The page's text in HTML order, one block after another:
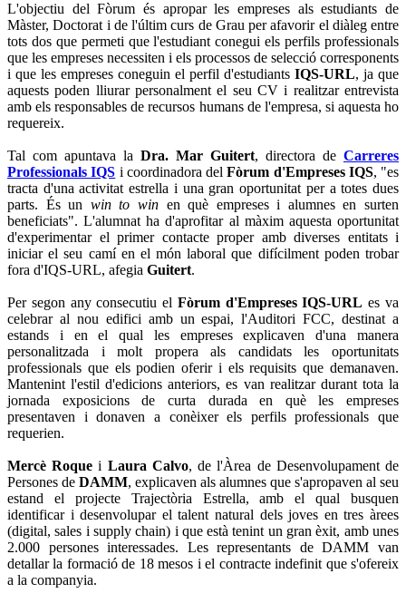
L'objectiu del Fòrum és apropar les empreses als estudiants de
Màster, Doctorat i de l'últim curs de Grau per afavorir el diàleg entre
tots dos que permeti que l'estudiant conegui els perfils professionals
que les empreses necessiten i els processos de selecció corresponents
i que les empreses coneguin el perfil d'estudiants IQS-URL, ja que
aquests poden lliurar personalment el seu CV i realitzar entrevista
amb els responsables de recursos humans de l'empresa, si aquesta ho
requereix.
Tal com apuntava la Dra. Mar Guitert, directora de Carreres
Professionals IQS i coordinadora delFòrum d'Empreses IQS, "es
tracta d'una activitat estrella i una gran oportunitat per a totes dues
parts. És un win to winen què empreses i alumnes en surten
beneficiats". L'alumnat ha d'aprofitar al màxim aquesta oportunitat
d'experimentar el primer contacte proper amb diverses entitats i
iniciar el seu camí en el món laboral que difícilment poden trobar
fora d'IQS-URL, afegia Guitert.
Per segon any consecutiu el Fòrum d'Empreses IQS-URL es va
celebrar al nou edifici amb un espai, l'Auditori FCC, destinat a
estands i en el qual les empreses explicaven d'una manera
personalitzada i molt propera als candidats les oportunitats
professionals que els podien oferir i els requisits que demanaven.
Mantenint l'estil d'edicions anteriors, es van realitzar durant tota la
jornada exposicions de curta durada en què les empreses
presentaven i donaven a conèixer els perfils professionals que
requerien.
Mercè Roque i Laura Calvo, de l'Àrea de Desenvolupament de
Persones de DAMM, explicaven als alumnes que s'apropaven al seu
estand el projecte Trajectòria Estrella, amb el qual busquen
identificar i desenvolupar el talent natural dels joves en tres àrees
(digital, sales i supply chain) i que està tenint un gran èxit, amb unes
2.000 persones interessades. Les representants de DAMM van
detallar la formació de 18 mesos i el contracte indefinit que s'ofereix
a la companyia.